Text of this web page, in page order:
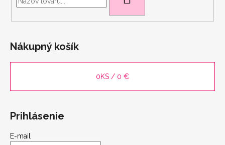
Nákupný košík
0KS / 0 €
Prihlásenie
E-mail